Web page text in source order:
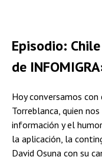
Episodio:
de
Hoy conversamos
Torreblanca, quien
información y el
la aplicación, la
David Osuna con su